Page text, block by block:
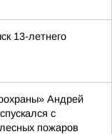
13-летнего
Андрей
с
пожаров